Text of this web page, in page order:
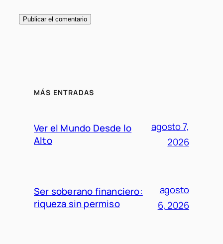
MÁS ENTRADAS
Ver el Mundo Desde lo
Alto
agosto 7,
2026
Ser soberano financiero:
riqueza sin permiso
agosto
6, 2026